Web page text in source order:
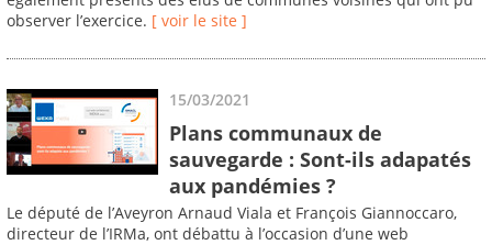
observer l’exercice. [ voir le site ]
15/03/2021
Plans communaux de
sauvegarde : Sont-ils adapatés
aux pandémies ?
Le député de l’Aveyron Arnaud Viala et François Giannoccaro,
directeur de l’IRMa, ont débattu à l’occasion d’une web